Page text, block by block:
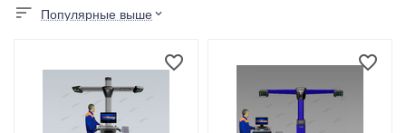
Популярные выше